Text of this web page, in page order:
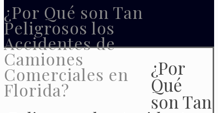
¿Por Qué son Tan
Peligrosos los
Accidentes de
Camiones
Comerciales en
Florida?
¿Por
Qué
son Tan